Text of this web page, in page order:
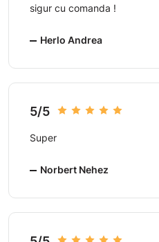
sigur cu comanda !
Herlo Andrea
5/5
Super
Norbert Nehez